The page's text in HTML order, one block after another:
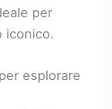
per
iconico.
esplorare